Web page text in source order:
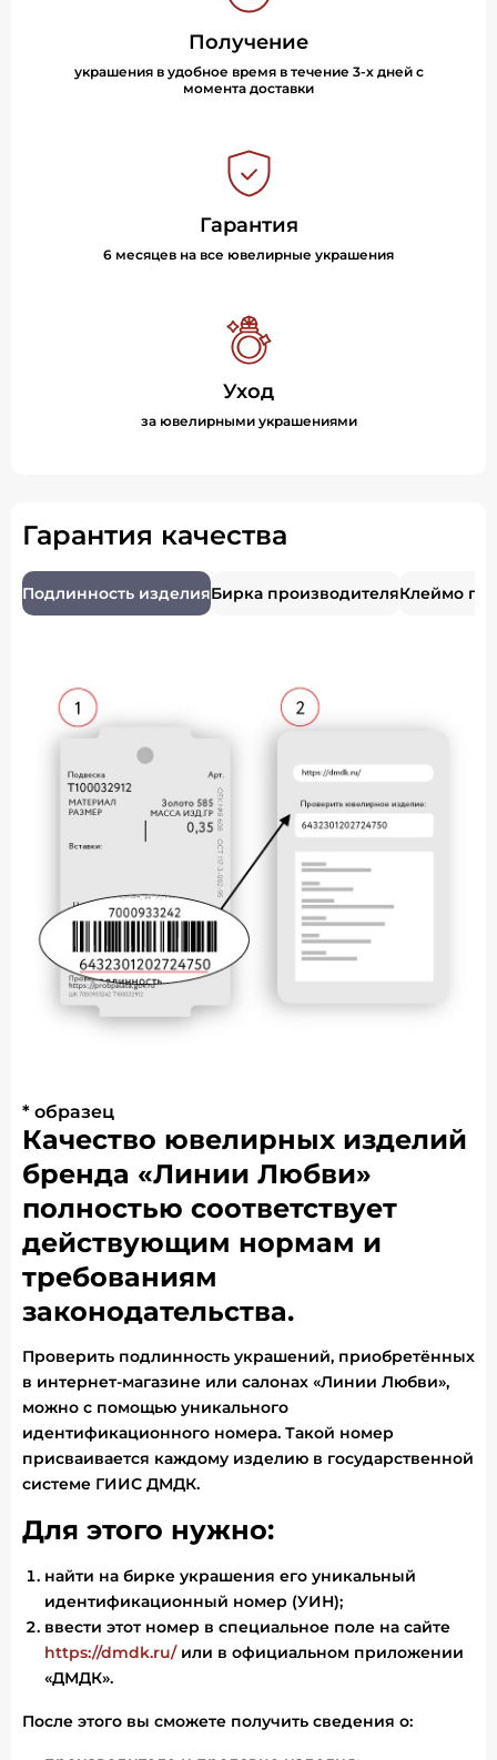
Получение
украшения в удобное время в течение 3-х дней с
момента доставки
Гарантия
6 месяцев на все ювелирные украшения
Уход
за ювелирными украшениями
Гарантия качества
Подлинность изделияБирка производителяКлеймо
* образец
Качество ювелирных изделий
бренда «Линии Любви»
полностью соответствует
действующим нормам и
требованиям
законодательства.
Проверить подлинность украшений, приобретённых
в интернет-магазине или салонах «Линии Любви»,
можно с помощью уникального
идентификационного номера. Такой номер
присваивается каждому изделию в государственной
системе ГИИС ДМДК.
Для этого нужно:
найти на бирке украшения его уникальный
идентификационный номер (УИН);
ввести этот номер в специальное поле на сайте
https://dmdk.ru/или в официальном приложении
«ДМДК».
После этого вы сможете получить сведения о: